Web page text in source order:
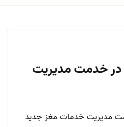
خدمت مدیریت
مدیریت خدمات مغز جدید